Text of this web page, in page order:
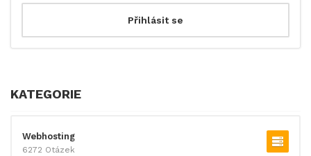
KATEGORIE
Webhosting
6272 Otázek